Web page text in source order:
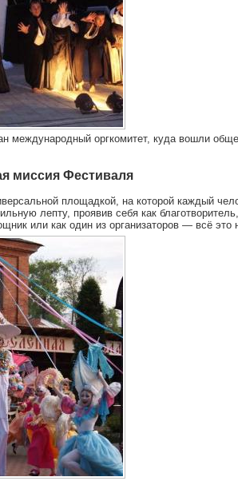
международный оргкомитет, куда вошли
миссия Фестиваля
площадкой, на которой каждый
лепту, проявив себя как
или как один из организаторов — всё это